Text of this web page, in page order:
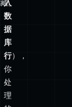
行），
你
处
理
的
可
能
就